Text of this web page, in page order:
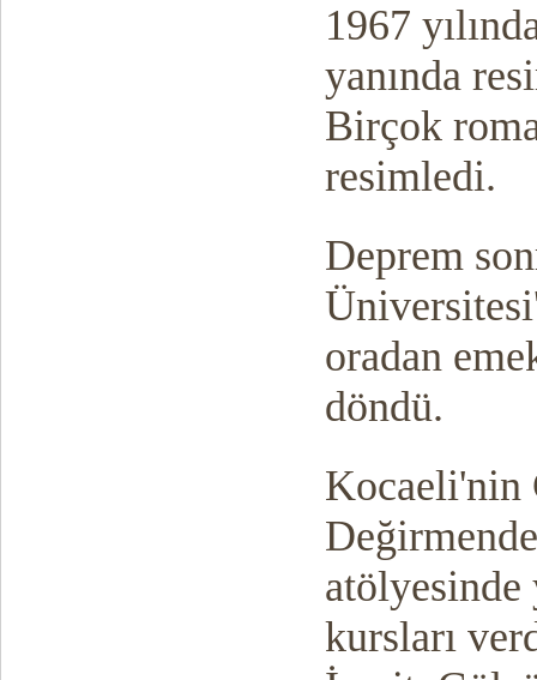
1967
yanında
Birçok
resimledi.
Deprem
oradan
döndü.
Kocaeli'nin
atölyesinde
kursları